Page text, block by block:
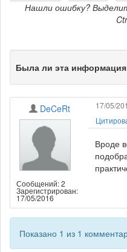
Нашли ошибку?
Была ли эта
DeCeRt
Сообщений: 2
Зарегистрирован:
17/05/2016
17/05/
Вроде
Показано 1 из 1